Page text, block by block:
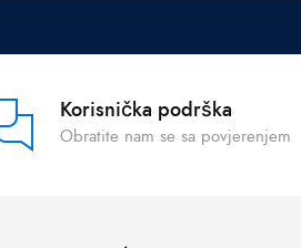
Korisnička podrška
Obratite nam se sa povjerenjem